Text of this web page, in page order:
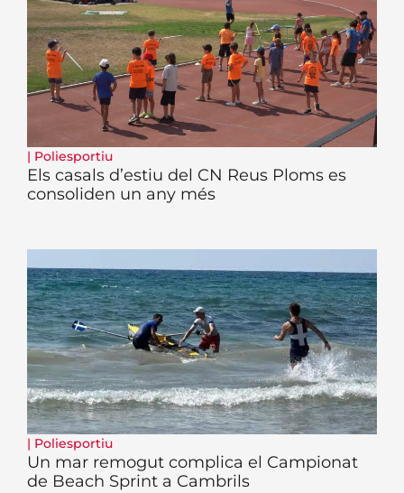
| Poliesportiu
Els casals d’estiu del CN Reus Ploms es
consoliden un any més
| Poliesportiu
Un mar remogut complica el Campionat
de Beach Sprint a Cambrils